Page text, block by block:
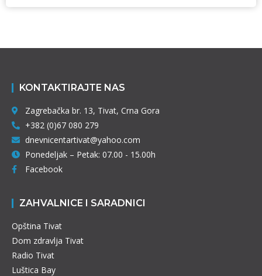
KONTAKTIRAJTE NAS
Zagrebačka br. 13, Tivat, Crna Gora
+382 (0)67 080 279
dnevnicentartivat@yahoo.com
Ponedeljak – Petak: 07.00 - 15.00h
Facebook
ZAHVALNICE I SARADNICI
Opština Tivat
Dom zdravlja Tivat
Radio Tivat
Luštica Bay